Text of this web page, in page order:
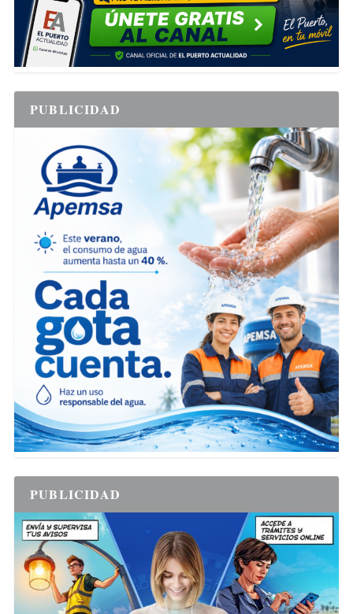
PUBLICIDAD
PUBLICIDAD